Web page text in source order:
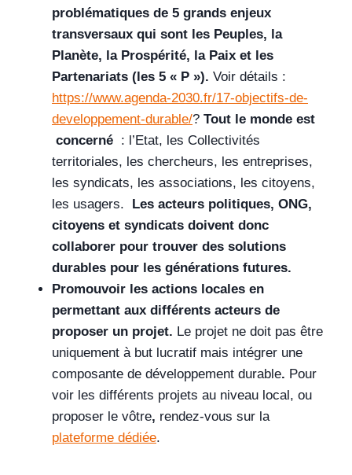
problématiques de 5 grands enjeux
transversaux qui sont les Peuples, la
Planète, la Prospérité, la Paix et les
Partenariats (les 5 « P »). Voir détails :
https://www.agenda-2030.fr/17-objectifs-de-
developpement-durable/? Tout le monde est
concerné : l’Etat, les Collectivités
territoriales, les chercheurs, les entreprises,
les syndicats, les associations, les citoyens,
les usagers. Les acteurs politiques, ONG,
citoyens et syndicats doivent donc
collaborer pour trouver des solutions
durables pour les générations futures.
Promouvoir les actions locales en
permettant aux différents acteurs de
proposer un projet. Le projet ne doit pas être
uniquement à but lucratif mais intégrer une
composante de développement durable. Pour
voir les différents projets au niveau local, ou
proposer le vôtre, rendez-vous sur la
plateforme dédiée.